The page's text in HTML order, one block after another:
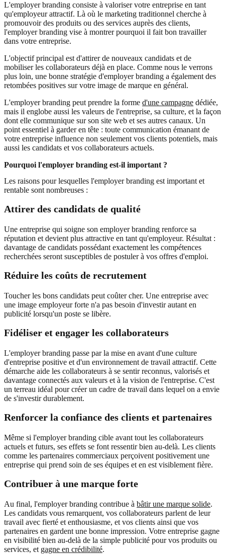
L'employer branding consiste à valoriser votre entreprise en tant
qu'employeur attractif. Là où le marketing traditionnel cherche à
promouvoir des produits ou des services auprès des clients,
l'employer branding vise à montrer pourquoi il fait bon travailler
dans votre entreprise.
L'objectif principal est d'attirer de nouveaux candidats et de
mobiliser les collaborateurs déjà en place. Comme nous le verrons
plus loin, une bonne stratégie d'employer branding a également des
retombées positives sur votre image de marque en général.
L'employer branding peut prendre la forme d'une campagne dédiée,
mais il englobe aussi les valeurs de l'entreprise, sa culture, et la façon
dont elle communique sur son site web et ses autres canaux. Un
point essentiel à garder en tête : toute communication émanant de
votre entreprise influence non seulement vos clients potentiels, mais
aussi les candidats et vos collaborateurs actuels.
Pourquoi l'employer branding est-il important ?
Les raisons pour lesquelles l'employer branding est important et
rentable sont nombreuses :
Attirer des candidats de qualité
Une entreprise qui soigne son employer branding renforce sa
réputation et devient plus attractive en tant qu'employeur. Résultat :
davantage de candidats possédant exactement les compétences
recherchées seront susceptibles de postuler à vos offres d'emploi.
Réduire les coûts de recrutement
Toucher les bons candidats peut coûter cher. Une entreprise avec
une image employeur forte n'a pas besoin d'investir autant en
publicité lorsqu'un poste se libère.
Fidéliser et engager les collaborateurs
L'employer branding passe par la mise en avant d'une culture
d'entreprise positive et d'un environnement de travail attractif. Cette
démarche aide les collaborateurs à se sentir reconnus, valorisés et
davantage connectés aux valeurs et à la vision de l'entreprise. C'est
un terreau idéal pour créer un cadre de travail dans lequel on a envie
de s'investir durablement.
Renforcer la confiance des clients et partenaires
Même si l'employer branding cible avant tout les collaborateurs
actuels et futurs, ses effets se font ressentir bien au-delà. Les clients
comme les partenaires commerciaux perçoivent positivement une
entreprise qui prend soin de ses équipes et en est visiblement fière.
Contribuer à une marque forte
Au final, l'employer branding contribue à bâtir une marque solide.
Les candidats vous remarquent, vos collaborateurs parlent de leur
travail avec fierté et enthousiasme, et vos clients ainsi que vos
partenaires en gardent une bonne impression. Votre entreprise gagne
en visibilité bien au-delà de la simple publicité pour vos produits ou
services, et gagne en crédibilité.